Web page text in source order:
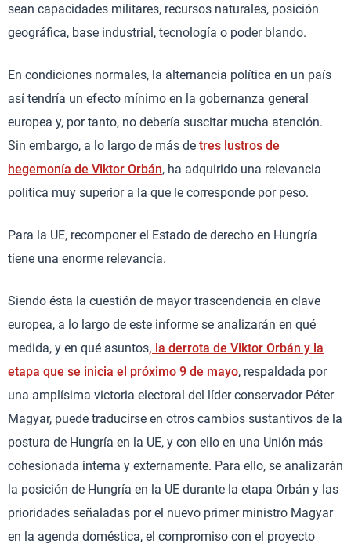
sean capacidades militares, recursos naturales, posición
geográfica, base industrial, tecnología o poder blando.
En condiciones normales, la alternancia política en un país
así tendría un efecto mínimo en la gobernanza general
europea y, por tanto, no debería suscitar mucha atención.
Sin embargo, a lo largo de más de tres lustros de
hegemonía de Viktor Orbán, ha adquirido una relevancia
política muy superior a la que le corresponde por peso.
Para la UE, recomponer el Estado de derecho en Hungría
tiene una enorme relevancia.
Siendo ésta la cuestión de mayor trascendencia en clave
europea, a lo largo de este informe se analizarán en qué
medida, y en qué asuntos, la derrota de Viktor Orbán y la
etapa que se inicia el próximo 9 de mayo, respaldada por
una amplísima victoria electoral del líder conservador Péter
Magyar, puede traducirse en otros cambios sustantivos de la
postura de Hungría en la UE, y con ello en una Unión más
cohesionada interna y externamente. Para ello, se analizarán
la posición de Hungría en la UE durante la etapa Orbán y las
prioridades señaladas por el nuevo primer ministro Magyar
en la agenda doméstica, el compromiso con el proyecto